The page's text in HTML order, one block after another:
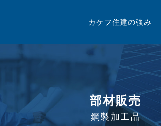
カケフ住建の強み
部材販売
鋼製加工品